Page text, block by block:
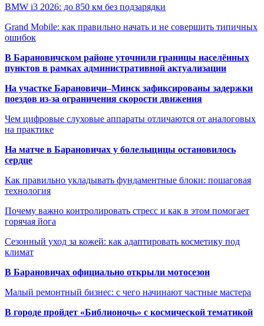
BMW i3 2026: до 850 км без подзарядки
Grand Mobile: как правильно начать и не совершить типичных
ошибок
В Барановичском районе уточнили границы населённых
пунктов в рамках административной актуализации
На участке Барановичи–Минск зафиксированы задержки
поездов из-за ограничения скорости движения
Чем цифровые слуховые аппараты отличаются от аналоговых
на практике
На матче в Барановичах у болельщицы остановилось
сердце
Как правильно укладывать фундаментные блоки: пошаговая
технология
Почему важно контролировать стресс и как в этом помогает
горячая йога
Сезонный уход за кожей: как адаптировать косметику под
климат
В Барановичах официально открыли мотосезон
Малый ремонтный бизнес: с чего начинают частные мастера
В городе пройдет «Библионочь» с космической тематикой